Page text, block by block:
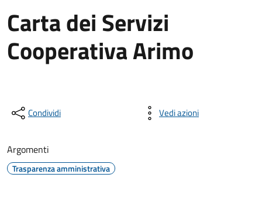
Carta dei Servizi
Cooperativa Arimo
Condividi Vedi azioni
Argomenti
Trasparenza amministrativa